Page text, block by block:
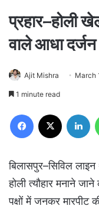
प्रहार–होली
वाले आधा
Ajit Mishra March
1 minute read
Facebook
बिलासपुर–सिविल लाइन
होली त्यौहार मनाने
पक्षों में जनकर